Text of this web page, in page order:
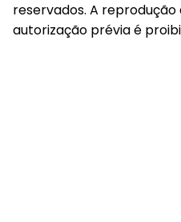
reservados. A
autorização prévia é